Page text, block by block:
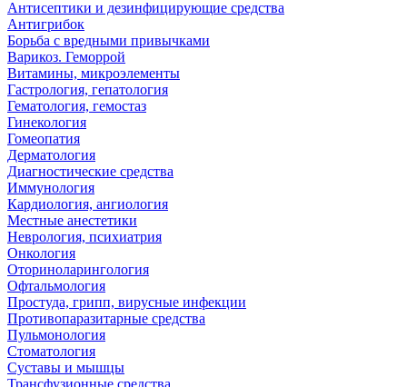
Антисептики и дезинфицирующие средства
Антигрибок
Борьба с вредными привычками
Варикоз. Геморрой
Витамины, микроэлементы
Гастрология, гепатология
Гематология, гемостаз
Гинекология
Гомеопатия
Дерматология
Диагностические средства
Иммунология
Кардиология, ангиология
Местные анестетики
Неврология, психиатрия
Онкология
Оториноларингология
Офтальмология
Простуда, грипп, вирусные инфекции
Противопаразитарные средства
Пульмонология
Стоматология
Суставы и мышцы
Трансфузионные средства